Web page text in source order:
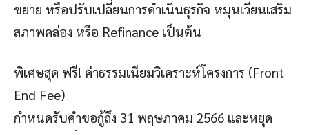
ขยาย หรือปรับเปลี่ยนการดำเนินธุรกิจ หมุนเวียนเสริม
สภาพคล่อง หรือ Refinance เป็นต้น
พิเศษสุด ฟรี! ค่าธรรมเนียมวิเคราะห์โครงการ (Front
End Fee)
กำหนดรับคำขอกู้ถึง 31 พฤษภาคม 2566 และหยุด